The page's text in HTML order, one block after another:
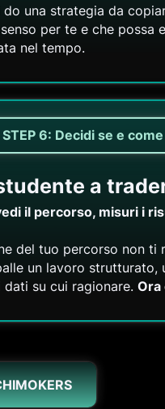
do una strategia da
per te e che possa
nel tempo.
STEP 6: Decidi se e
a
il percorso, misuri i
del tuo percorso non ti
un lavoro strutturato,
dati su cui ragionare. Ora